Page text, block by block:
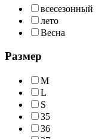
всесезонный
лето
Весна
Размер
M
L
S
35
36